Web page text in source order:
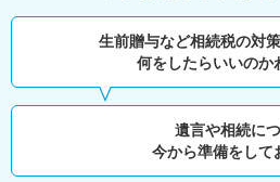
生前贈与など相続税の対
何をしたらいいのか
遺言や相続に
今から準備をして